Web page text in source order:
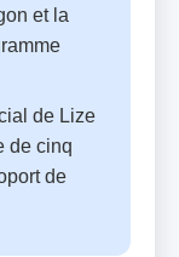
et la
de Lize
de cinq
de